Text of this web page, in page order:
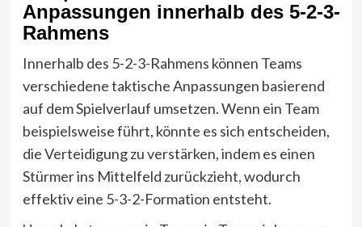
Anpassungen innerhalb des 5-2-3-
Rahmens
Innerhalb des 5-2-3-Rahmens können Teams
verschiedene taktische Anpassungen basierend
auf dem Spielverlauf umsetzen. Wenn ein Team
beispielsweise führt, könnte es sich entscheiden,
die Verteidigung zu verstärken, indem es einen
Stürmer ins Mittelfeld zurückzieht, wodurch
effektiv eine 5-3-2-Formation entsteht.